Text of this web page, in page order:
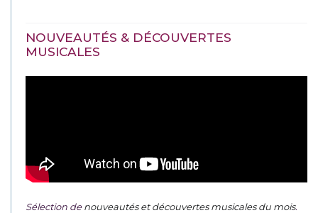
NOUVEAUTÉS & DÉCOUVERTES
MUSICALES
Sélection denouveautés et découvertes musicales du mois.